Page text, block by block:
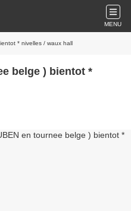
MENU
* nivelles / waux hall